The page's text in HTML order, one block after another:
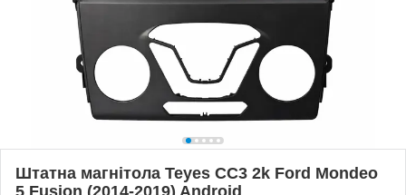
Штатна магнітола Teyes CC3 2k Ford Mondeo
5 Fusion (2014-2019) Android